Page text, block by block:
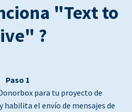
"Text to
?
Paso 1
para tu proyecto de
habilita el envío de mensajes de